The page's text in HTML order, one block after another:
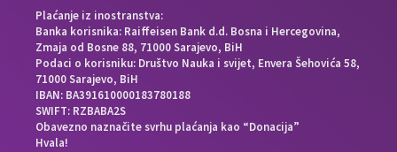
Plaćanje iz inostranstva:
Banka korisnika: Raiffeisen Bank d.d. Bosna i Hercegovina,
Zmaja od Bosne 88, 71000 Sarajevo, BiH
Podaci o korisniku: Društvo Nauka i svijet, Envera Šehovića 58,
71000 Sarajevo, BiH
IBAN: BA391610000183780188
SWIFT: RZBABA2S
Obavezno naznačite svrhu plaćanja kao “Donacija”
Hvala!